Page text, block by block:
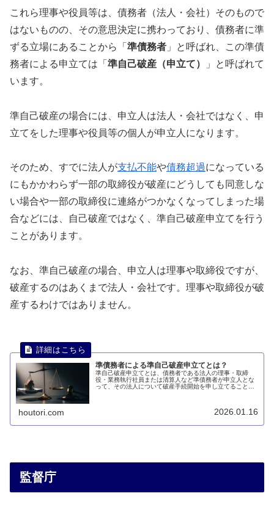
これら理事や役員等は、債務者（法人・会社）そのもので
はないものの、その意思決定に携わっており、債務者に準
ずる立場にあることから「 準債務者 」と呼ばれ、この準債
務者による申立ては「 準自己破産（申立て）
」と呼ばれて
います。
準自己破産の場合には、申立人は法人・会社ではなく、申
立てをした理事や役員等の個人が申立人になります。
そのため、すでに法人が支払不能や債務超過になっている
にもかかわらず一部の取締役が破産にどうしても同意しな
い場合や一部の取締役に連絡がつかなくなってしまった場
合などには、自己破産ではなく、準自己破産申立てを行う
ことがあります。
なお、準自己破産の場合、申立人は理事や取締役ですが、
破産するのはあくまで法人・会社です。理事や取締役が破
産するわけではありません。
準債務者による準自己破産申立てとは？
準自己破産申立てとは、債務者である法人の理事・取締
役・業務執行社員または清算人など準債務者が申立人とな
って、その法人について破産手続開始を申し立てることを
houtori.com 2026.01.16
監督庁